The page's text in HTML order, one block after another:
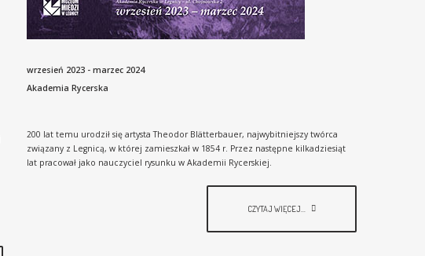
wrzesień 2023 - marzec 2024
Akademia Rycerska
200 lat temu urodził się artysta Theodor Blätterbauer, najwybitniejszy twórca
związany z Legnicą, w której zamieszkał w 1854 r. Przez następne kilkadziesiąt
lat pracował jako nauczyciel rysunku w Akademii Rycerskiej.
CZYTAJ WIĘCEJ...